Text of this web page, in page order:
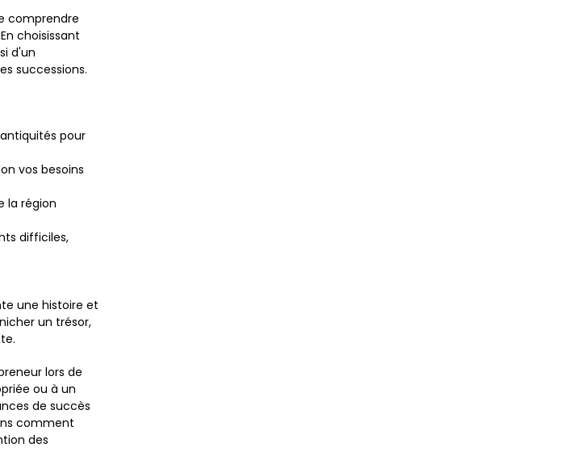
comprendre
choisissant
d'un
successions.
pour
vos besoins
la région
difficiles,
une histoire et
un trésor,
lors de
ou à un
de succès
comment
des